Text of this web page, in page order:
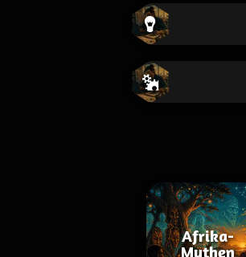
Afrika-
Mythen